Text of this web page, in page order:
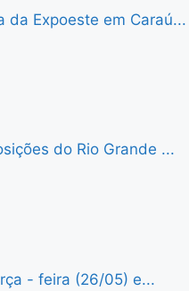
da Expoeste em Caraú...
do Rio Grande ...
- feira (26/05) e...